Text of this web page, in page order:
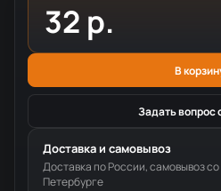
32 р.
В
Задать вопрос
Доставка и самовывоз
Доставка по России, самовывоз
Петербурге